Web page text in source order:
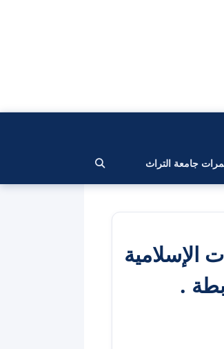
جامعة التراث
الإسلامية
.